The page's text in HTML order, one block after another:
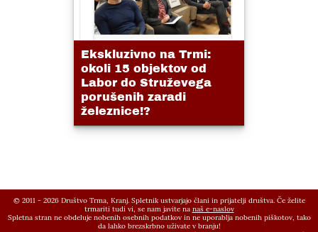
Ekskluzivno na Trmi:
okoli 15 objektov od
Labor do Struževega
porušenih zaradi
železnice!?
© 2011 - 2026 Društvo Trma, Kranj. Spletnik ustvarjajo člani in prijatelji društva. Če želite
trmariti tudi vi, se nam javite na naš e-naslov
Spletna stran ne obdeluje nobenih osebnih podatkov in ne uporablja nobenih piškotov, tako
da lahko brezskrbno uživate v branju!